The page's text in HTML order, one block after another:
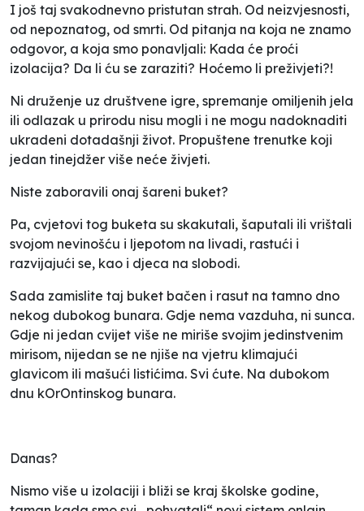
I još taj svakodnevno pristutan strah. Od neizvjesnosti,
od nepoznatog, od smrti. Od pitanja na koja ne znamo
odgovor, a koja smo ponavljali: Kada će proći
izolacija? Da li ću se zaraziti? Hoćemo li preživjeti?!
Ni druženje uz društvene igre, spremanje omiljenih jela
ili odlazak u prirodu nisu mogli i ne mogu nadoknaditi
ukradeni dotadašnji život. Propuštene trenutke koji
jedan tinejdžer više neće živjeti.
Niste zaboravili onaj šareni buket?
Pa, cvjetovi tog buketa su skakutali, šaputali ili vrištali
svojom nevinošću i ljepotom na livadi, rastući i
razvijajući se, kao i djeca na slobodi.
Sada zamislite taj buket bačen i rasut na tamno dno
nekog dubokog bunara. Gdje nema vazduha, ni sunca.
Gdje ni jedan cvijet više ne miriše svojim jedinstvenim
mirisom, nijedan se ne njiše na vjetru klimajući
glavicom ili mašući listićima. Svi ćute. Na dubokom
dnu kOrOntinskog bunara.
Danas?
Nismo više u izolaciji i bliži se kraj školske godine,